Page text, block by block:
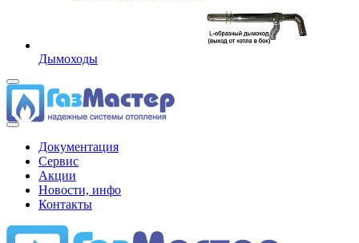
Дымоходы
Документация
Сервис
Акции
Новости, инфо
Контакты